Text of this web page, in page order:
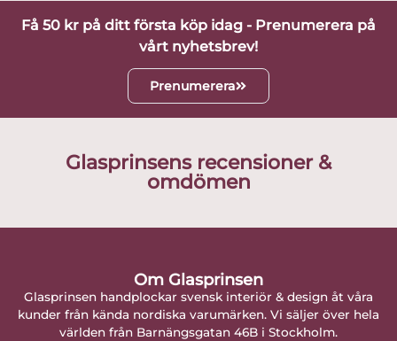
Få 50 kr på ditt första köp idag - Prenumerera på
vårt nyhetsbrev!
Prenumerera
Glasprinsens recensioner &
omdömen
Om Glasprinsen
Glasprinsen handplockar svensk interiör & design åt våra
kunder från kända nordiska varumärken. Vi säljer över hela
världen från Barnängsgatan 46B i Stockholm.